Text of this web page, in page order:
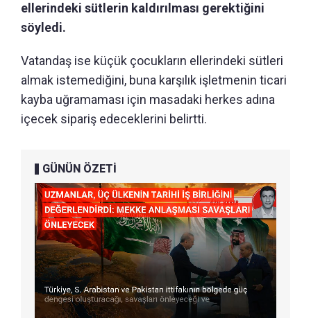
ellerindeki sütlerin kaldırılması gerektiğini
söyledi.
Vatandaş ise küçük çocukların ellerindeki sütleri
almak istemediğini, buna karşılık işletmenin ticari
kayba uğramaması için masadaki herkes adına
içecek sipariş edeceklerini belirtti.
GÜNÜN ÖZETİ